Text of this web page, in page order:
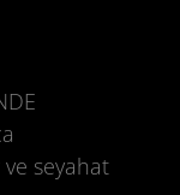
seyahat